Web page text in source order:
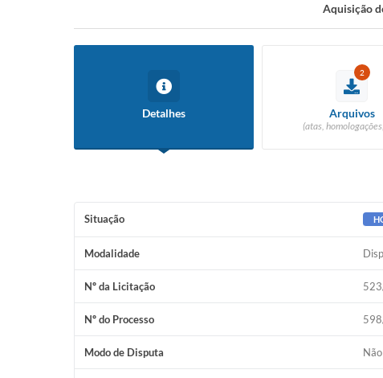
Aquisição
Detalhes
2
Arquivos
(atas,
Situação
Modalidade
Nº da Licitação
Nº do Processo
Modo de Disputa